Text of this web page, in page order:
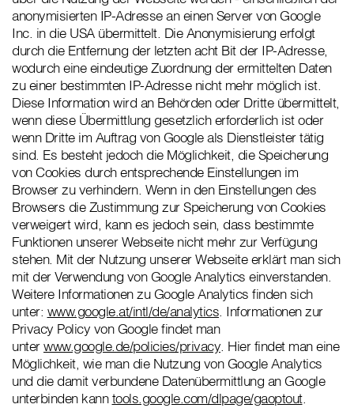
anonymisierten IP-Adresse an einen Server von Google
Inc. in die USA übermittelt. Die Anonymisierung erfolgt
durch die Entfernung der letzten acht Bit der IP-Adresse,
wodurch eine eindeutige Zuordnung der ermittelten Daten
zu einer bestimmten IP-Adresse nicht mehr möglich ist.
Diese Information wird an Behörden oder Dritte übermittelt,
wenn diese Übermittlung gesetzlich erforderlich ist oder
wenn Dritte im Auftrag von Google als Dienstleister tätig
sind. Es besteht jedoch die Möglichkeit, die Speicherung
von Cookies durch entsprechende Einstellungen im
Browser zu verhindern. Wenn in den Einstellungen des
Browsers die Zustimmung zur Speicherung von Cookies
verweigert wird, kann es jedoch sein, dass bestimmte
Funktionen unserer Webseite nicht mehr zur Verfügung
stehen. Mit der Nutzung unserer Webseite erklärt man sich
mit der Verwendung von Google Analytics einverstanden.
Weitere Informationen zu Google Analytics finden sich
unter: www.google.at/intl/de/analytics. Informationen zur
Privacy Policy von Google findet man
unterwww.google.de/policies/privacy. Hier findet man eine
Möglichkeit, wie man die Nutzung von Google Analytics
und die damit verbundene Datenübermittlung an Google
unterbinden kanntools.google.com/dlpage/gaoptout.